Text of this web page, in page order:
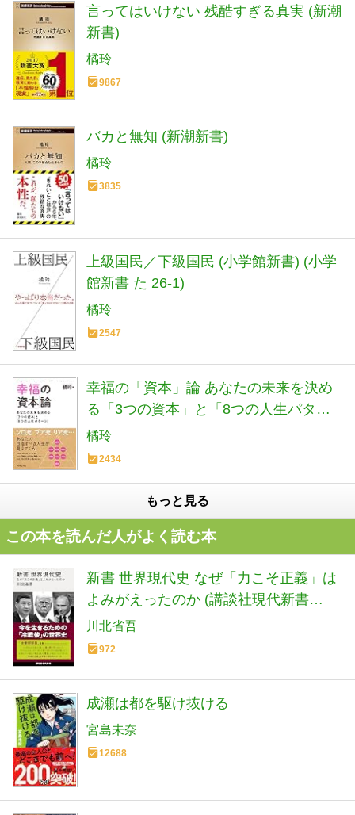
言ってはいけない 残酷すぎる真実 (新潮
新書)
橘玲
9867
バカと無知 (新潮新書)
橘玲
3835
上級国民／下級国民 (小学館新書) (小学
館新書 た 26-1)
橘玲
2547
幸福の「資本」論 あなたの未来を決め
る「3つの資本」と「8つの人生パター
ン」
橘玲
2434
もっと見る
この本を読んだ人がよく読む本
新書 世界現代史 なぜ「力こそ正義」は
よみがえったのか (講談社現代新書
2798)
川北省吾
972
成瀬は都を駆け抜ける
宮島未奈
12688